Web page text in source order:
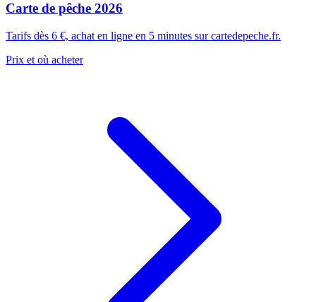
Carte de pêche 2026
Tarifs dès 6 €, achat en ligne en 5 minutes sur cartedepeche.fr.
Prix et où acheter